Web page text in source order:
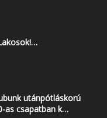
utánpótláskorú
as csapatban k…